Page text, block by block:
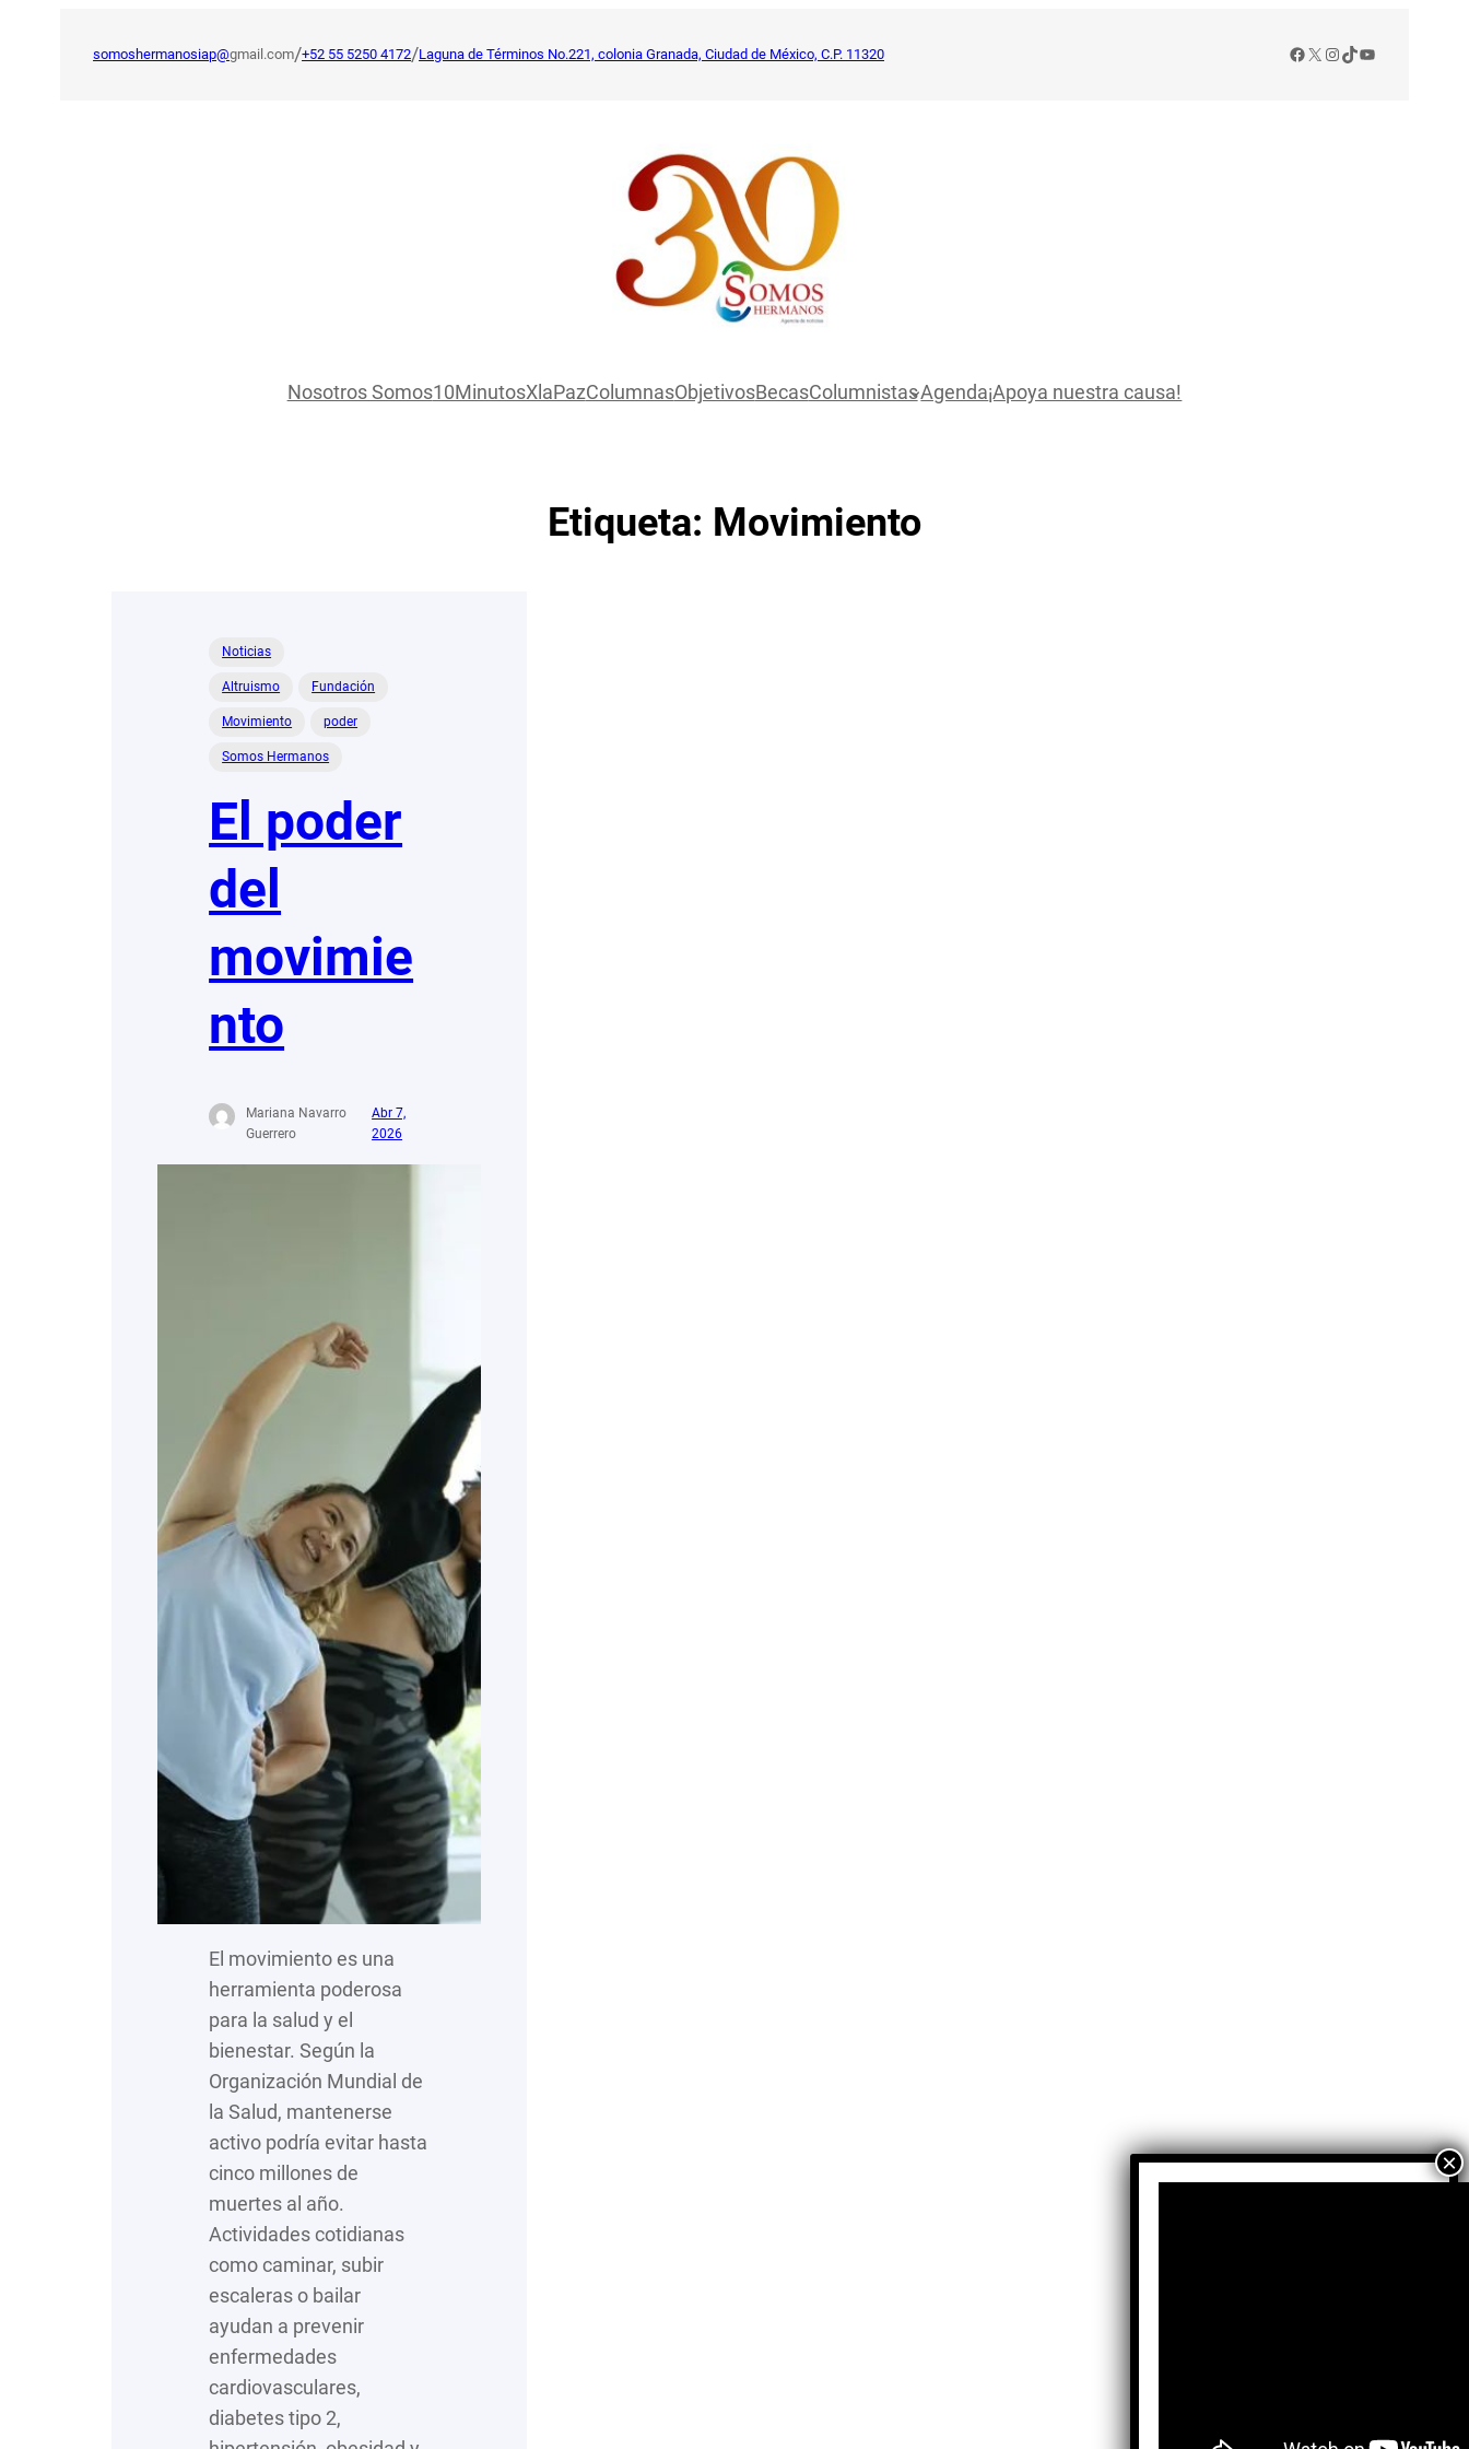
somoshermanosiap@gmail.com/+52 55 5250 4172/Laguna de Términos No.221, colonia Granada, Ciudad de México, C.P. 11320 Facebook
X Instagram
TikTok
YouTube
Nosotros Somos10MinutosXlaPazColumnasObjetivosBecasColumnistasAgenda¡Apoya nuestra causa!
Etiqueta: Movimiento
Noticias
Altruismo Fundación
Movimiento poder
Somos Hermanos
El poder
del
movimie
nto
Mariana Navarro
Guerrero
Abr 7,
2026
El movimiento es una
herramienta poderosa
para la salud y el
bienestar. Según la
Organización Mundial de
la Salud, mantenerse
activo podría evitar hasta
cinco millones de
muertes al año.
Actividades cotidianas
como caminar, subir
escaleras o bailar
ayudan a prevenir
enfermedades
cardiovasculares,
diabetes tipo 2,